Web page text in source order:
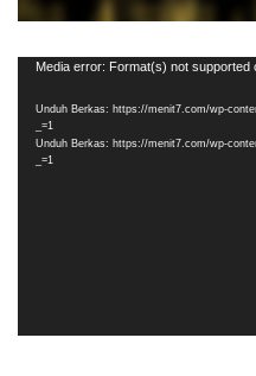
Pemutar
Media error: Format(s) not
Unduh Berkas: https://menit7.com/wp-
_=1
Unduh Berkas: https://menit7.com/wp-
_=1